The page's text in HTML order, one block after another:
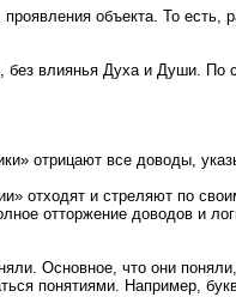
объекта. То есть,
без влиянья Духа и Души. По
отрицают все доводы,
отходят и стреляют по
отторжение доводов и
Основное, что они
понятиями. Например,